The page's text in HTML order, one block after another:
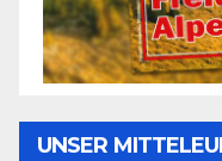
UNSER